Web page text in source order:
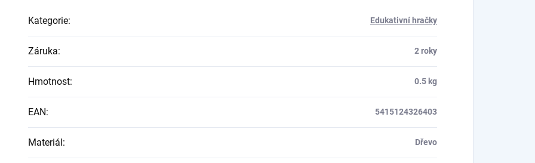
Kategorie: Edukativní hračky
Záruka: 2 roky
Hmotnost: 0.5 kg
EAN: 5415124326403
Materiál: Dřevo